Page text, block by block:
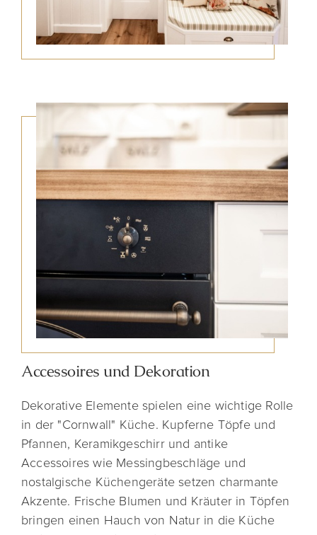
Accessoires und Dekoration
Dekorative Elemente spielen eine wichtige Rolle
in der "Cornwall" Küche. Kupferne Töpfe und
Pfannen, Keramikgeschirr und antike
Accessoires wie Messingbeschläge und
nostalgische Küchengeräte setzen charmante
Akzente. Frische Blumen und Kräuter in Töpfen
bringen einen Hauch von Natur in die Küche